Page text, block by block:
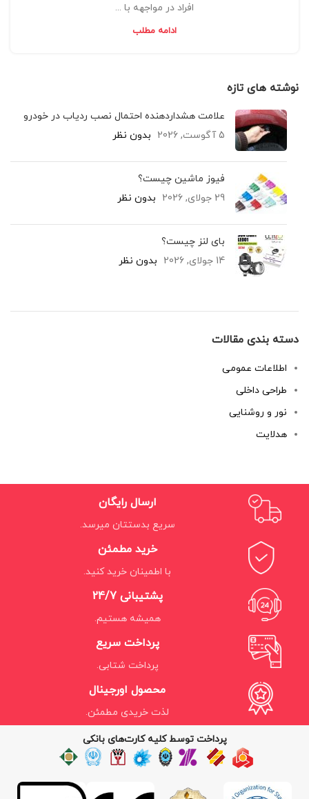
افراد در مواجهه با ...
ادامه مطلب
نوشته های تازه
علامت هشداردهنده احتمال نصب ردیاب در خودرو
5 آگوست, 2026
بدون نظر
فیوز ماشین چیست؟
29 جولای, 2026
بدون نظر
بای لنز چیست؟
14 جولای, 2026
بدون نظر
دسته بندی مقالات
اطلاعات عمومی
طراحی داخلی
نور و روشنایی
هدلایت
ارسال رایگان
سریع بدستتان میرسد.
خرید مطمئن
با اطمینان خرید کنید.
پشتیبانی 24/7
همیشه هستیم.
پرداخت سریع
پرداخت شتابی.
محصول اورجینال
لذت خریدی مطمئن.
پرداخت توسط کلیه کارت‌های بانکی